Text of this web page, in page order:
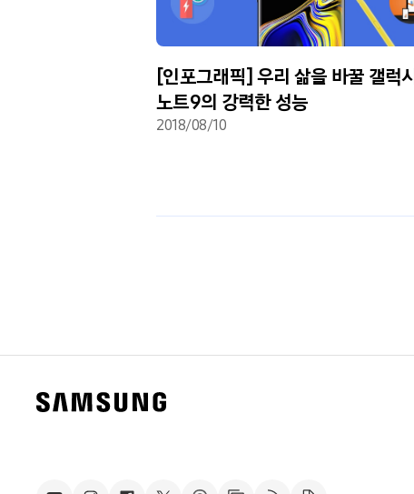
[인포그래픽] 우리 삶을 바꿀 갤럭시
노트9의 강력한 성능
2018/08/10